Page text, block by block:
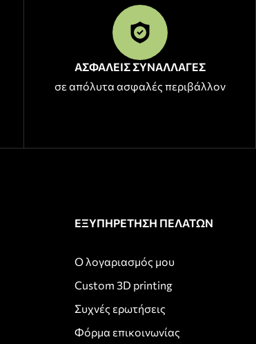
ΑΣΦΑΛΕΙΣ ΣΥΝΑΛΛΑΓΕΣ
σε απόλυτα ασφαλές περιβάλλον
ΕΞΥΠΗΡΕΤΗΣΗ ΠΕΛΑΤΩΝ
Ο λογαριασμός μου
Custom 3D printing
Συχνές ερωτήσεις
Φόρμα επικοινωνίας